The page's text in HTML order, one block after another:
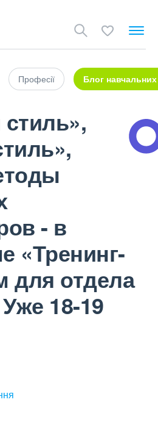
Професії Блог навчальних
- в
«Тренинг-
для отдела
18-19